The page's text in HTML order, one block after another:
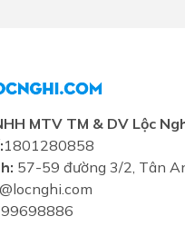
MTV TM & DV Lộc
1801280858
57-59 đường 3/2, Tân